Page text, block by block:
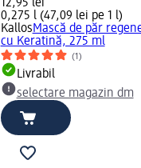
12,95 lei
0,275 l (47,09 lei pe 1 l)
KallosMască de păr
cu Keratină, 275 ml
(1)
Livrabil
selectare magazin dm